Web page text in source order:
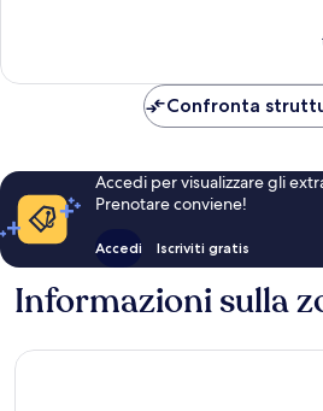
Confronta
Accedi per visualizzare gli
Prenotare conviene!
Accedi Iscriviti gratis
Informazioni sulla